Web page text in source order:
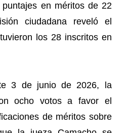
en méritos de 22
ciudadana reveló el
los 28 inscritos en
3 de junio de 2026, la
ocho votos a favor el
de méritos sobre